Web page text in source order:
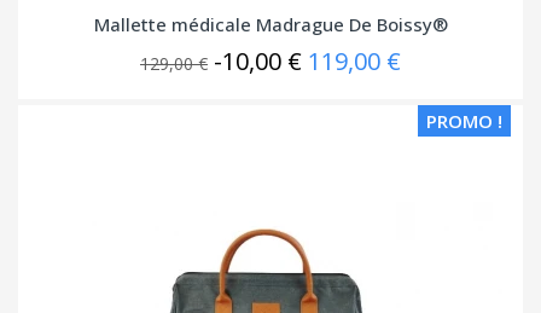
Mallette médicale Madrague De Boissy®
129,00 € -10,00 € 119,00 €
PROMO !